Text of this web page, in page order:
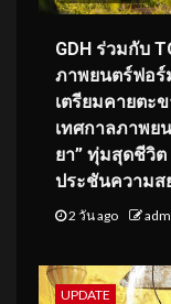
GDH ร่วมกับ
ภาพยนตร์ฟอร์
เตรียมคายตะ
เทศกาลภาพย
ยา” ทุ่มสุดชีวิ
ประชันความส
2 วัน ago
UPDATE